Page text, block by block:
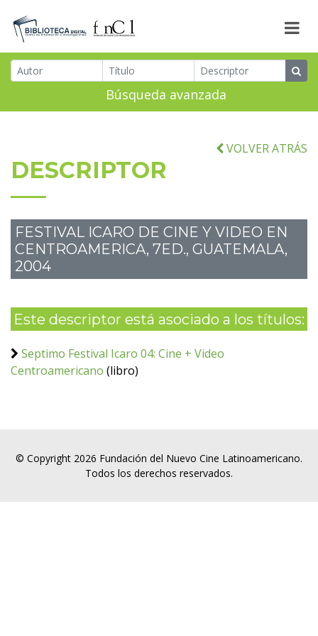
Búsqueda avanzada
VOLVER ATRÁS
DESCRIPTOR
FESTIVAL ICARO DE CINE Y VIDEO EN
CENTROAMERICA, 7ED., GUATEMALA,
2004
Este descriptor está asociado a los títulos:
Septimo Festival Icaro 04: Cine + Video
Centroamericano (libro)
© Copyright 2026 Fundación del Nuevo Cine Latinoamericano.
Todos los derechos reservados.